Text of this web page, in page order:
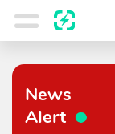
News
Alert